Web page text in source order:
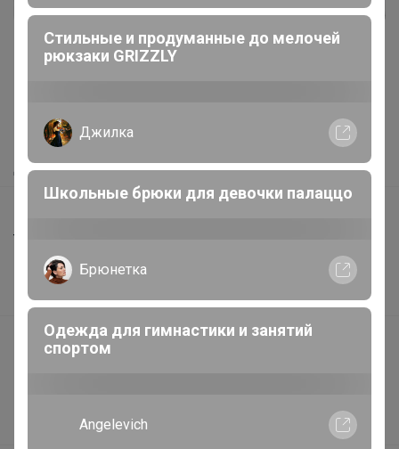
Реклама
Как получить?
Доставка
Торговые марки
Наша команда
В наличии
Подарочные сертификаты
Стильные и продуманные до мелочей
рюкзаки GRIZZLY
Джилка
Школьные брюки для девочки палаццо
Брюнетка
Одежда для гимнастики и занятий
спортом
Angelevich